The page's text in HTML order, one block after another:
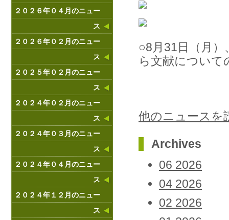
２０２６年０４月のニュー
ス
２０２６年０２月のニュー
ス
２０２５年０２月のニュー
ス
２０２４年０２月のニュー
ス
２０２４年０３月のニュー
ス
２０２４年０４月のニュー
ス
２０２４年１２月のニュー
ス
○8月31日（月
ら文献につい
他のニュースを
Archives
06 2026
04 2026
02 2026